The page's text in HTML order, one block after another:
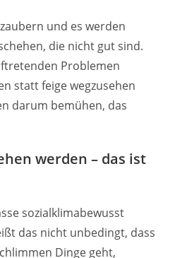
und es werden
die nicht gut sind.
Problemen
statt feige wegzusehen
darum bemühen, das
werden – das ist
sozialklimabewusst
das nicht unbedingt, dass
Dinge geht,